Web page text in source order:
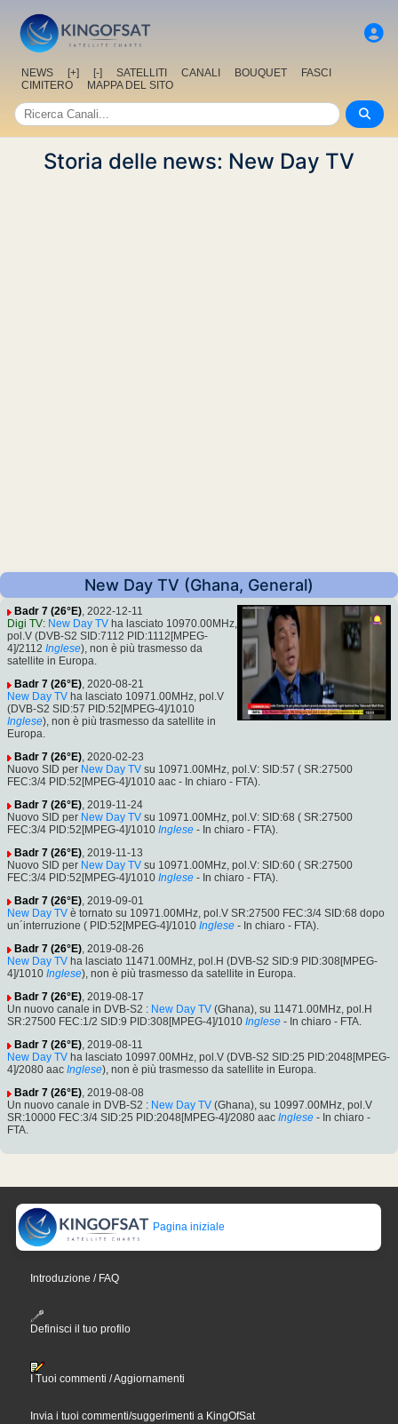
NEWS [+] [-] SATELLITI CANALI BOUQUET
FASCI
CIMITERO
MAPPA DEL SITO
Storia delle news: New Day TV
New Day TV (Ghana, General)
Badr 7 (26°E), 2022-12-11
Digi TV: New Day TV ha lasciato 10970.00MHz,
pol.V (DVB-S2 SID:7112 PID:1112[MPEG-
4]/2112 Inglese), non è più trasmesso da
satellite in Europa.
Badr 7 (26°E), 2020-08-21
New Day TV ha lasciato 10971.00MHz, pol.V
(DVB-S2 SID:57 PID:52[MPEG-4]/1010
Inglese), non è più trasmesso da satellite in
Europa.
Badr 7 (26°E), 2020-02-23
Nuovo SID per New Day TV su 10971.00MHz, pol.V: SID:57 ( SR:27500
FEC:3/4 PID:52[MPEG-4]/1010 aac - In chiaro - FTA).
Badr 7 (26°E), 2019-11-24
Nuovo SID per New Day TV su 10971.00MHz, pol.V: SID:68 ( SR:27500
FEC:3/4 PID:52[MPEG-4]/1010 Inglese - In chiaro - FTA).
Badr 7 (26°E), 2019-11-13
Nuovo SID per New Day TV su 10971.00MHz, pol.V: SID:60 ( SR:27500
FEC:3/4 PID:52[MPEG-4]/1010 Inglese - In chiaro - FTA).
Badr 7 (26°E), 2019-09-01
New Day TV è tornato su 10971.00MHz, pol.V SR:27500 FEC:3/4 SID:68 dopo
un´interruzione ( PID:52[MPEG-4]/1010 Inglese - In chiaro - FTA).
Badr 7 (26°E), 2019-08-26
New Day TV ha lasciato 11471.00MHz, pol.H (DVB-S2 SID:9 PID:308[MPEG-
4]/1010 Inglese), non è più trasmesso da satellite in Europa.
Badr 7 (26°E), 2019-08-17
Un nuovo canale in DVB-S2 : New Day TV (Ghana), su 11471.00MHz, pol.H
SR:27500 FEC:1/2 SID:9 PID:308[MPEG-4]/1010 Inglese - In chiaro - FTA.
Badr 7 (26°E), 2019-08-11
New Day TV ha lasciato 10997.00MHz, pol.V (DVB-S2 SID:25 PID:2048[MPEG-
4]/2080 aac Inglese), non è più trasmesso da satellite in Europa.
Badr 7 (26°E), 2019-08-08
Un nuovo canale in DVB-S2 : New Day TV (Ghana), su 10997.00MHz, pol.V
SR:10000 FEC:3/4 SID:25 PID:2048[MPEG-4]/2080 aac Inglese - In chiaro -
FTA.
Pagina iniziale
Introduzione / FAQ
Definisci il tuo profilo
I Tuoi commenti / Aggiornamenti
Invia i tuoi commenti/suggerimenti a KingOfSat